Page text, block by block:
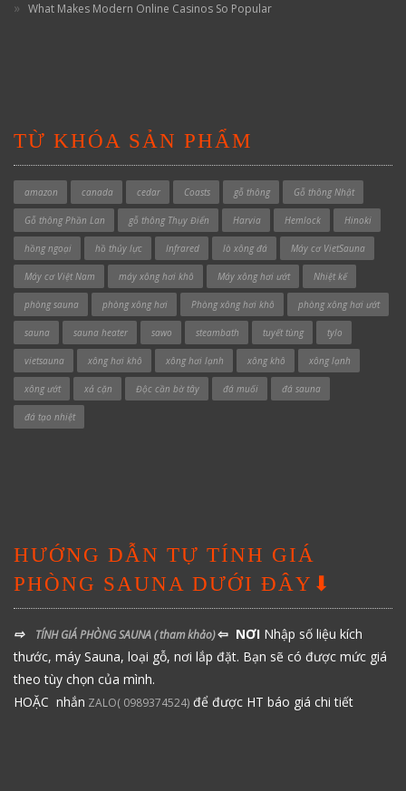
What Makes Modern Online Casinos So Popular
TỪ KHÓA SẢN PHẨM
amazon canada cedar Coasts gỗ thông Gỗ thông Nhật
Gỗ thông Phần Lan gỗ thông Thụy Điển Harvia Hemlock Hinoki
hồng ngoại hồ thủy lực Infrared lò xông đá Máy cơ VietSauna
Máy cơ Việt Nam máy xông hơi khô Máy xông hơi ướt Nhiệt kế
phòng sauna phòng xông hơi Phòng xông hơi khô phòng xông hơi ướt
sauna sauna heater sawo steambath tuyết tùng tylo
vietsauna xông hơi khô xông hơi lạnh xông khô xông lạnh
xông ướt xả cặn Độc cần bờ tây đá muối đá sauna
đá tạo nhiệt
HƯỚNG DẪN TỰ TÍNH GIÁ
PHÒNG SAUNA DƯỚI ĐÂY⬇
⇨ TÍNH GIÁ PHÒNG SAUNA( tham khảo)⇦ NƠI Nhập số liệu kích
thước, máy Sauna, loại gỗ, nơi lắp đặt. Bạn sẽ có được mức giá
theo tùy chọn của mình.
HOẶC nhắn ZALO( 0989374524) để được HT báo giá chi tiết